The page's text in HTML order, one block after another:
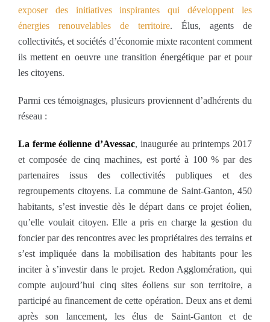
exposer des initiatives inspirantes qui développent les
énergies renouvelables de territoire. Élus, agents de
collectivités, et sociétés d’économie mixte racontent comment
ils mettent en oeuvre une transition énergétique par et pour
les citoyens.
Parmi ces témoignages, plusieurs proviennent d’adhérents du
réseau :
La ferme éolienne d’Avessac, inaugurée au printemps 2017
et composée de cinq machines, est porté à 100 % par des
partenaires issus des collectivités publiques et des
regroupements citoyens. La commune de Saint-Ganton, 450
habitants, s’est investie dès le départ dans ce projet éolien,
qu’elle voulait citoyen. Elle a pris en charge la gestion du
foncier par des rencontres avec les propriétaires des terrains et
s’est impliquée dans la mobilisation des habitants pour les
inciter à s’investir dans le projet. Redon Agglomération, qui
compte aujourd’hui cinq sites éoliens sur son territoire, a
participé au financement de cette opération. Deux ans et demi
après son lancement, les élus de Saint-Ganton et de